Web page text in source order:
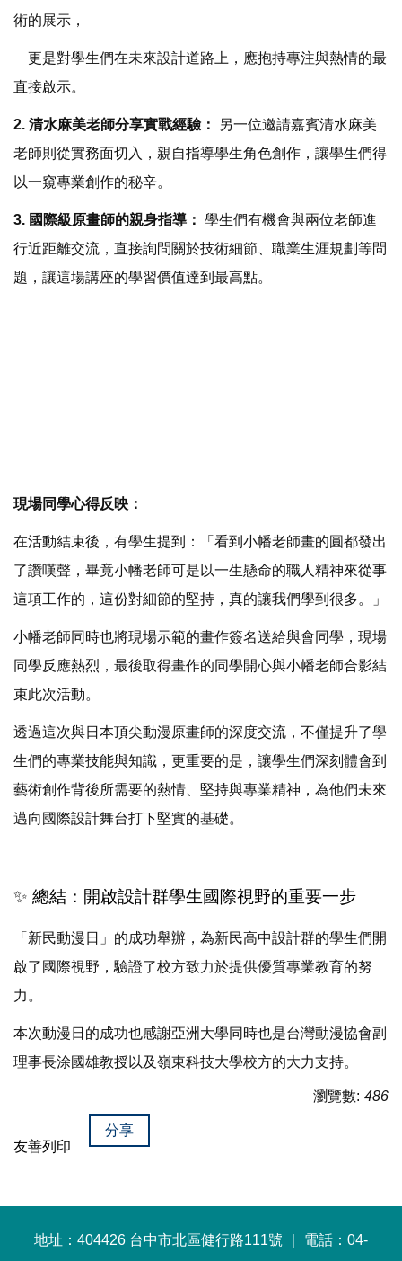
術的展示，
更是對學生們在未來設計道路上，應抱持專注與熱情的最
直接啟示。
2. 清水麻美老師分享實戰經驗：
另一位邀請嘉賓清水麻美
老師則從實務面切入，親自指導學生角色創作，讓學生們得
以一窺專業創作的秘辛。
3. 國際級原畫師的親身指導： 學生們有機會與兩位老師進
行近距離交流，直接詢問關於技術細節、職業生涯規劃等問
題，讓這場講座的學習價值達到最高點。
現場同學心得反映：
在活動結束後，有學生提到：「看到小幡老師畫的圓都發出
了讚嘆聲，畢竟小幡老師可是以一生懸命的職人精神來從事
這項工作的，這份對細節的堅持，真的讓我們學到很多。」
小幡老師同時也將現場示範的畫作簽名送給與會同學，現場
同學反應熱烈，最後取得畫作的同學開心與小幡老師合影結
束此次活動。
透過這次與日本頂尖動漫原畫師的深度交流，不僅提升了學
生們的專業技能與知識，更重要的是，讓學生們深刻體會到
藝術創作背後所需要的熱情、堅持與專業精神，為他們未來
邁向國際設計舞台打下堅實的基礎。
✨ 總結：開啟設計群學生國際視野的重要一步
「新民動漫日」的成功舉辦，為新民高中設計群的學生們開
啟了國際視野，驗證了校方致力於提供優質專業教育的努
力。
本次動漫日的成功也感謝亞洲大學同時也是台灣動漫協會副
理事長涂國雄教授以及嶺東科技大學校方的大力支持。
瀏覽數: 486
友善列印
分享
地址：404426 台中市北區健行路111號 ｜ 電話：04-